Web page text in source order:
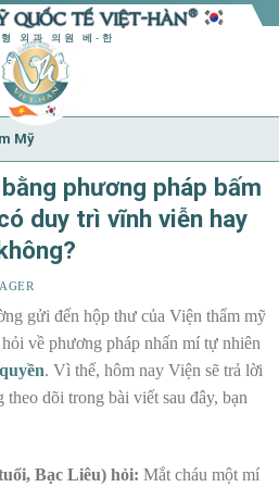
외과 의원 베-한
Mỹ
phương pháp bấm
duy trì vĩnh viễn hay
không?
gửi đến hộp thư của Viện thẩm mỹ
về phương pháp nhấn mí tự nhiên
. Vì thế, hôm nay Viện sẽ trả lời
theo dõi trong bài viết sau đây, bạn
Bạc Liêu) hỏi: Mắt cháu một mí